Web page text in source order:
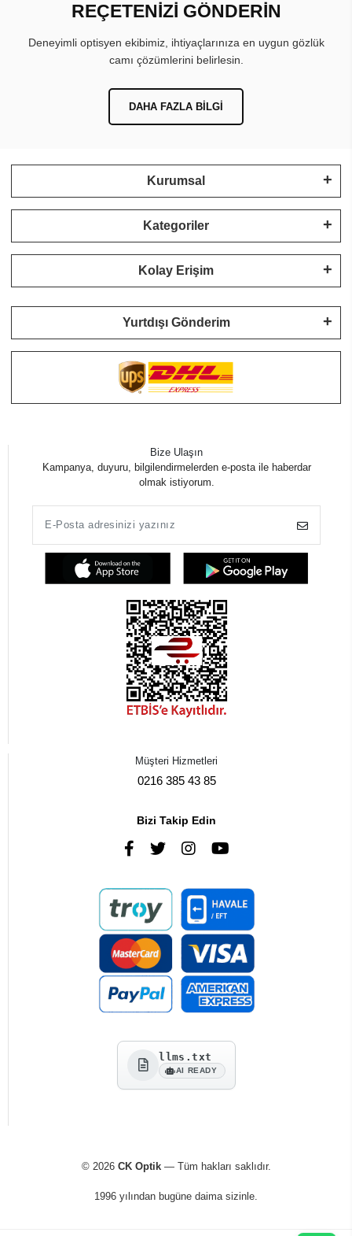
REÇETENİZİ GÖNDERİN
Deneyimli optisyen ekibimiz, ihtiyaçlarınıza en uygun gözlük
camı çözümlerini belirlesin.
DAHA FAZLA BILGI
Kurumsal
Kategoriler
Kolay Erişim
Yurtdışı Gönderim
Bize Ulaşın
Kampanya, duyuru, bilgilendirmelerden e-posta ile haberdar
olmak istiyorum.
Müşteri Hizmetleri
0216 385 43 85
Bizi Takip Edin
llms.txt
AI READY
© 2026 CK Optik— Tüm hakları saklıdır.
1996 yılından bugüne daima sizinle.